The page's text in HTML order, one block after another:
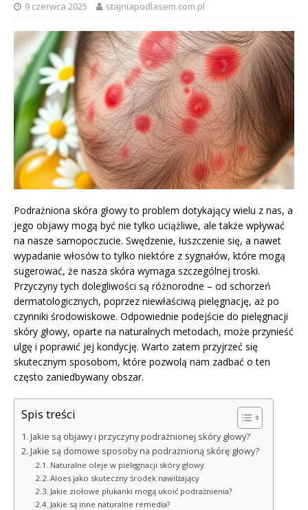
9 czerwca 2025 stajniapodlasem.com.pl
Podrażniona skóra głowy to problem dotykający wielu z nas, a
jego objawy mogą być nie tylko uciążliwe, ale także wpływać
na nasze samopoczucie. Swędzenie, łuszczenie się, a nawet
wypadanie włosów to tylko niektóre z sygnałów, które mogą
sugerować, że nasza skóra wymaga szczególnej troski.
Przyczyny tych dolegliwości są różnorodne – od schorzeń
dermatologicznych, poprzez niewłaściwą pielęgnację, aż po
czynniki środowiskowe. Odpowiednie podejście do pielęgnacji
skóry głowy, oparte na naturalnych metodach, może przynieść
ulgę i poprawić jej kondycję. Warto zatem przyjrzeć się
skutecznym sposobom, które pozwolą nam zadbać o ten
często zaniedbywany obszar.
Spis treści
Jakie są objawy i przyczyny podrażnionej skóry głowy?
Jakie są domowe sposoby na podrażnioną skórę głowy?
Naturalne oleje w pielęgnacji skóry głowy
Aloes jako skuteczny środek nawilżający
Jakie ziołowe płukanki mogą ukoić podrażnienia?
Jakie są inne naturalne remedia?